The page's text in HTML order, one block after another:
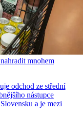
mnohem
odchod ze střední
nástupce
a je mezi